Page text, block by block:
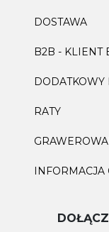
DOSTAWA
B2B - KLIENT
DODATKOWY
RATY
INFORMACJA